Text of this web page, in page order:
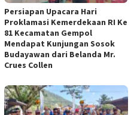
Persiapan Upacara Hari
Proklamasi Kemerdekaan RI Ke
81 Kecamatan Gempol
Mendapat Kunjungan Sosok
Budayawan dari Belanda Mr.
Crues Collen